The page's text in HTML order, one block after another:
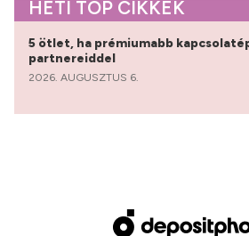
HETI TOP CIKKEK
5 ötlet, ha prémiumabb
partnereiddel
2026. AUGUSZTUS 6.